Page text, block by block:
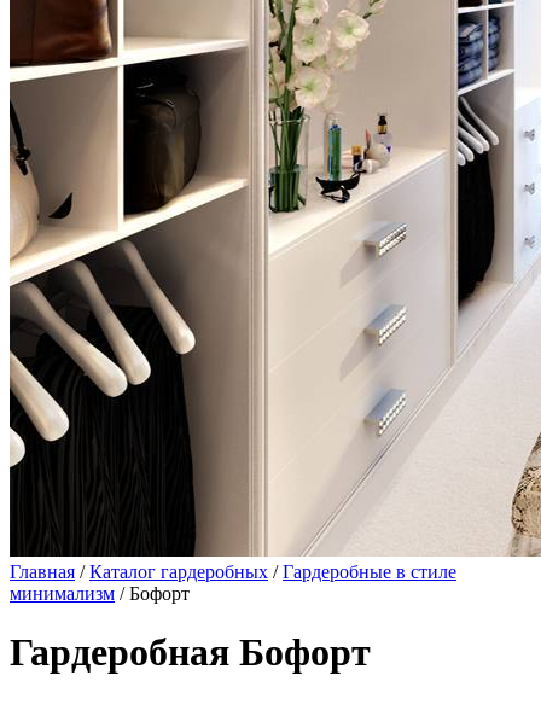
Главная /Каталог гардеробных /Гардеробные в стиле
минимализм / Бофорт
Гардеробная Бофорт